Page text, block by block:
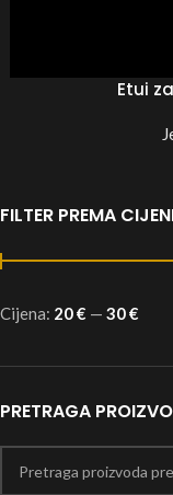
FILTER PREMA
Cijena: 20 € — 30 €
PRETRAGA
Etui